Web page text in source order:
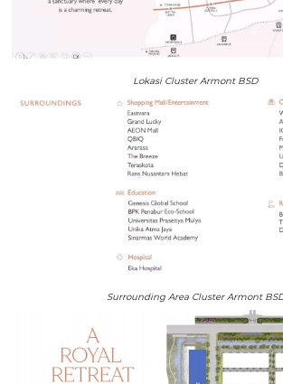
Lokasi Cluster Armont BSD
Surrounding Area Cluster Armont